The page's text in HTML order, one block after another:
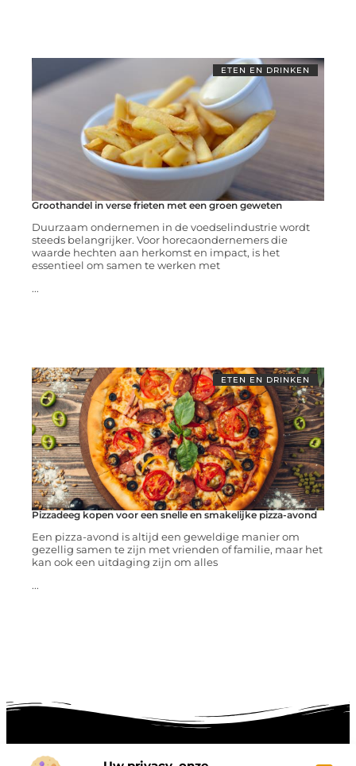
ETEN EN DRINKEN
Groothandel in verse frieten met een groen geweten
Duurzaam ondernemen in de voedselindustrie wordt
steeds belangrijker. Voor horecaondernemers die
waarde hechten aan herkomst en impact, is het
essentieel om samen te werken met
...
ETEN EN DRINKEN
Pizzadeeg kopen voor een snelle en smakelijke pizza-avond
Een pizza-avond is altijd een geweldige manier om
gezellig samen te zijn met vrienden of familie, maar het
kan ook een uitdaging zijn om alles
...